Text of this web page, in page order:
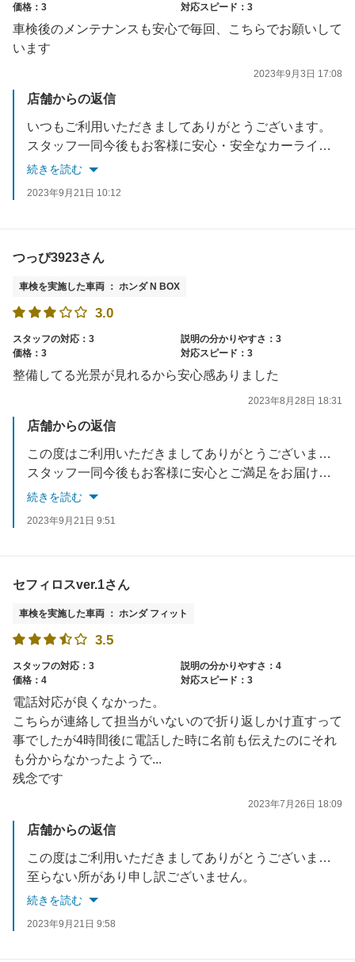
価格：3
対応スピード：3
車検後のメンテナンスも安心で毎回、こちらでお願いして
います
2023年9月3日 17:08
店舗からの返信
いつもご利用いただきましてありがとうございます。
スタッフ一同今後もお客様に安心・安全なカーライフをお届けできるよう努力していきます。
何かお困り事がありましたらいつでもご連絡ください。
続きを読む
2023年9月21日 10:12
つっぴ3923さん
車検を実施した車両 ： ホンダ N BOX
3.0
スタッフの対応：3
説明の分かりやすさ：3
価格：3
対応スピード：3
整備してる光景が見れるから安心感ありました
2023年8月28日 18:31
店舗からの返信
この度はご利用いただきましてありがとうございます。
スタッフ一同今後もお客様に安心とご満足をお届けできるよう努力していきます。
またのご来店を楽しみにお待ちしております。
続きを読む
2023年9月21日 9:51
セフィロスver.1さん
車検を実施した車両 ： ホンダ フィット
3.5
スタッフの対応：3
説明の分かりやすさ：4
価格：4
対応スピード：3
電話対応が良くなかった。
こちらが連絡して担当がいないので折り返しかけ直すって
事でしたが4時間後に電話した時に名前も伝えたのにそれ
も分からなかったようで...
残念です
2023年7月26日 18:09
店舗からの返信
この度はご利用いただきましてありがとうございます。
至らない所があり申し訳ございません。
お客様が当店を安心してご利用いただけるよう、オペレーションも見直し、改善を続けて参ります。
続きを読む
2023年9月21日 9:58